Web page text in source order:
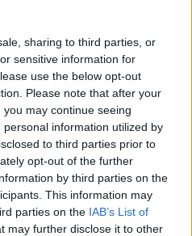
sharing to third parties, or
sensitive information for
use the below opt-out
Please note that after your
may continue seeing
information utilized by
to third parties prior to
opt-out of the further
by third parties on the
This information may
parties on the IAB’s List of
may further disclose it to other
4